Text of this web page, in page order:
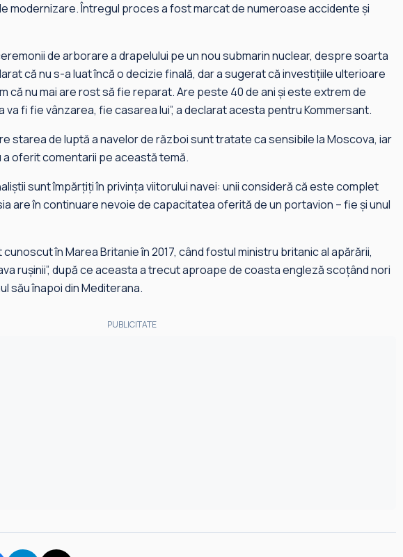
modernizare. Întregul proces a fost marcat de numeroase accidente şi
de arborare a drapelului pe un nou submarin nuclear, despre soarta
că nu s-a luat încă o decizie finală, dar a sugerat că investiţiile ulterioare
că nu mai are rost să fie reparat. Are peste 40 de ani şi este extrem de
fi fie vânzarea, fie casarea lui”, a declarat acesta pentru Kommersant.
starea de luptă a navelor de război sunt tratate ca sensibile la Moscova, iar
a oferit comentarii pe această temă.
sunt împărţiţi în privinţa viitorului navei: unii consideră că este complet
are în continuare nevoie de capacitatea oferită de un portavion – fie şi unul
cunoscut în Marea Britanie în 2017, când fostul ministru britanic al apărării,
ruşinii”, după ce aceasta a trecut aproape de coasta engleză scoţând nori
său înapoi din Mediterana.
PUBLICITATE